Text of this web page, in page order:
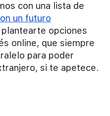
con una lista de
un futuro
opciones
online, que siempre
para poder
si te apetece.